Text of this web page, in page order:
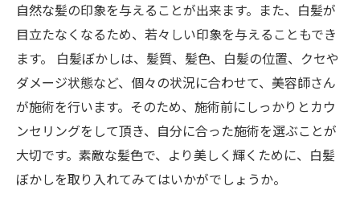
自然な髪の印象を与えることが出来ます。また、白髪が
目立たなくなるため、若々しい印象を与えることもでき
ます。 白髪ぼかしは、髪質、髪色、白髪の位置、クセや
ダメージ状態など、個々の状況に合わせて、美容師さん
が施術を行います。そのため、施術前にしっかりとカウ
ンセリングをして頂き、自分に合った施術を選ぶことが
大切です。素敵な髪色で、より美しく輝くために、白髪
ぼかしを取り入れてみてはいかがでしょうか。